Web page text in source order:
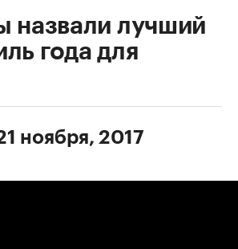
назвали лучший
года для
ноября, 2017